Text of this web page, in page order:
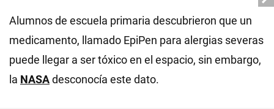
Alumnos de escuela primaria descubrieron que un
medicamento, llamado EpiPen para alergias severas
puede llegar a ser tóxico en el espacio, sin embargo,
la NASAdesconocía este dato.